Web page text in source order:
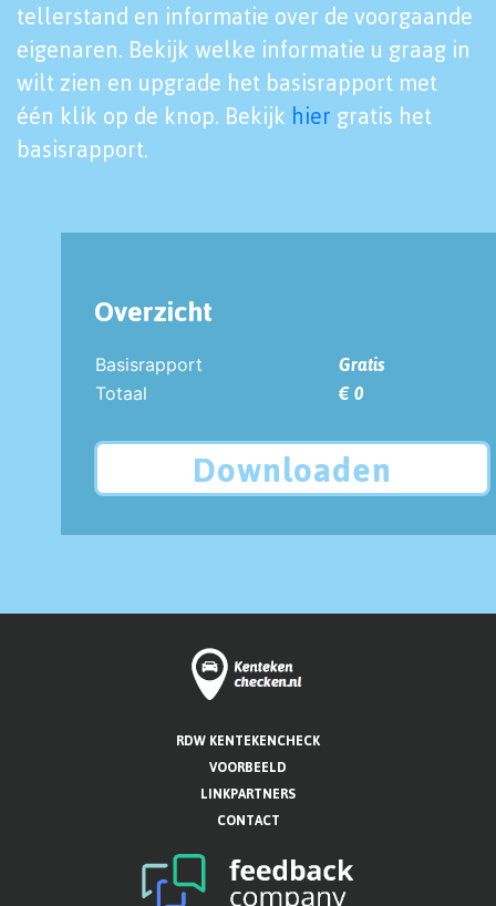
tellerstand en informatie over de voorgaande
eigenaren. Bekijk welke informatie u graag in
wilt zien en upgrade het basisrapport met
één klik op de knop. Bekijk hier gratis het
basisrapport.
Overzicht
Basisrapport
Gratis
Totaal
€ 0
Downloaden
RDW KENTEKENCHECK
VOORBEELD
LINKPARTNERS
CONTACT